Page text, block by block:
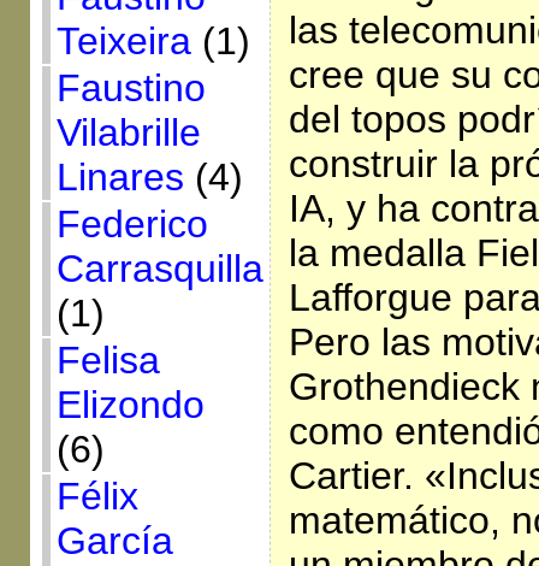
Teixeira(1)
Faustino
Vilabrille
Linares (4)
Federico
Carrasquilla
(1)
Felisa
Elizondo
(6)
Félix
García
las
cree que su
del topos
construir la
IA, y ha
la medalla
Lafforgue
Pero las
Grothendieck
como
Cartier.
matemático,